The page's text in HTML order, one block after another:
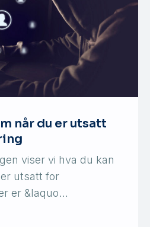
når du er utsatt
viser vi hva du kan
utsatt for
er &laquo…